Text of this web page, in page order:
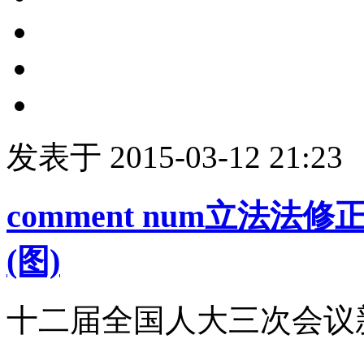
发表于 2015-03-12 21:23
comment num立法法修
(图)
十二届全国人大三次会